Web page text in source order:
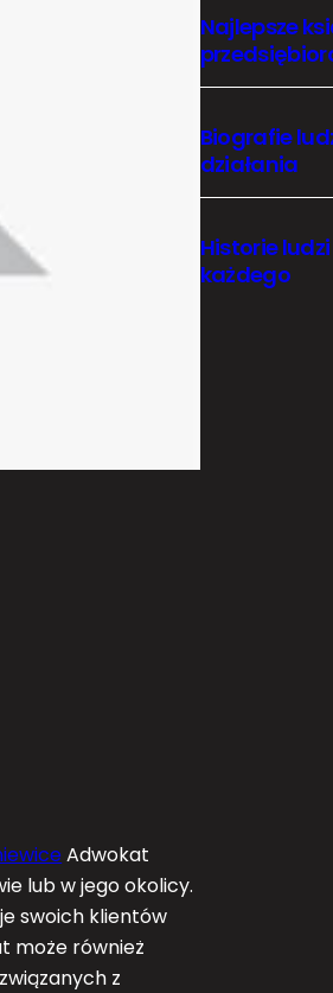
Adwokat
lub w jego okolicy.
swoich klientów
może również
z
Najlepsze
Biografie
działania
Historie
każdego